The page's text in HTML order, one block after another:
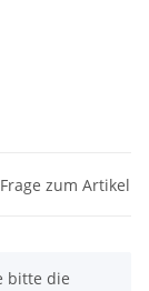
Frage zum Artikel
bitte die